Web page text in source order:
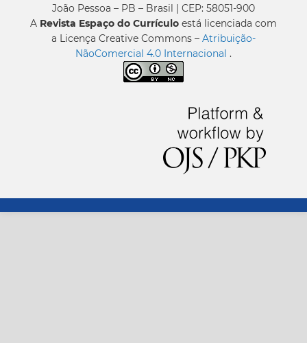
João Pessoa – PB – Brasil | CEP: 58051-900
A Revista Espaço do Currículo está licenciada com
a Licença Creative Commons – Atribuição-
NãoComercial 4.0 Internacional .